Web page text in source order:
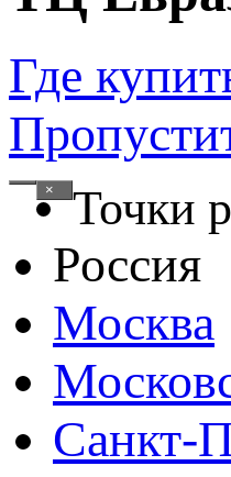
Где
× Точки
Россия
Москва
Санкт-